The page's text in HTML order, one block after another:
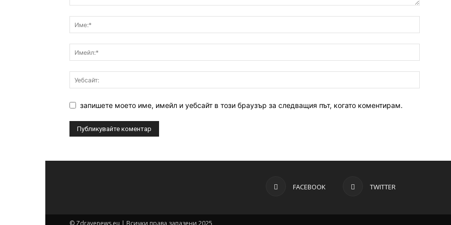
запишете моето име, имейл и уебсайт в този браузър за следващия път, когато коментирам.
FACEBOOK TWITTER
© Zdravenews.eu | Всички права запазени 2025